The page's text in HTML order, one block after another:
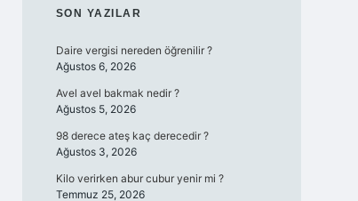
SIDEBAR
SON YAZILAR
Daire vergisi nereden öğrenilir ?
Ağustos 6, 2026
Avel avel bakmak nedir ?
Ağustos 5, 2026
98 derece ateş kaç derecedir ?
Ağustos 3, 2026
Kilo verirken abur cubur yenir mi ?
Temmuz 25, 2026